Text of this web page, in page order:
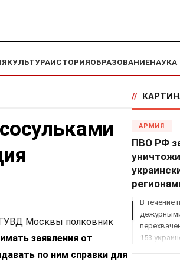
КУЛЬТУРАИСТОРИЯОБРАЗОВАНИЕНАУКА
Москвы полковник
заявления от
по ним справки для
//
АРМИЯ
ПВО РФ
В течение
153